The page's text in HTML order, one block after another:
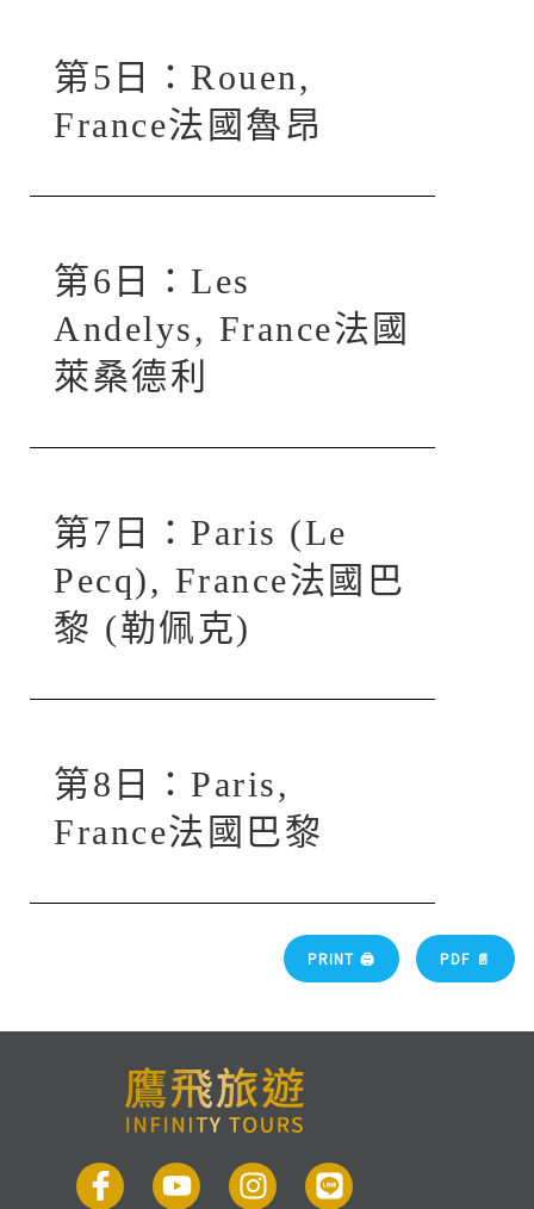
第5日：Rouen,
France法國魯昂
第6日：Les
Andelys, France法國
萊桑德利
第7日：Paris (Le
Pecq), France法國巴
黎 (勒佩克)
第8日：Paris,
France法國巴黎
PRINT 🖨 PDF 📄